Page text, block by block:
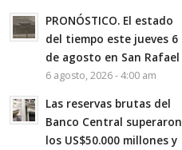
PRONÓSTICO. El estado
del tiempo este jueves 6
de agosto en San Rafael
6 agosto, 2026 - 4:00 am
Las reservas brutas del
Banco Central superaron
los US$50.000 millones y